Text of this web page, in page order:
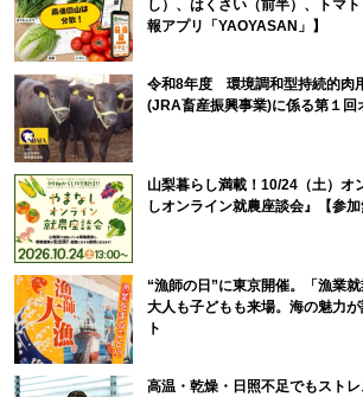
し）、はくさい（前半）、トマ
報アプリ「YAOYASAN」】
令和8年度 環境調和型持続的肉
(JRA畜産振興事業)に係る第１回
山梨暮らし満載！10/24（土）オ
しオンライン就農座談会』【参加
“漁師の日”に東京開催。「漁業
大人も子どもも来場。海の魅力
ト
高温・乾燥・日照不足でもストレ